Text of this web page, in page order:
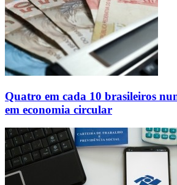
Quatro em cada 10 brasileiros
em economia circular